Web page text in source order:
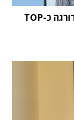
מחקר STKI השנתי: וואן טכנולוגיות דורגה כ-TOP